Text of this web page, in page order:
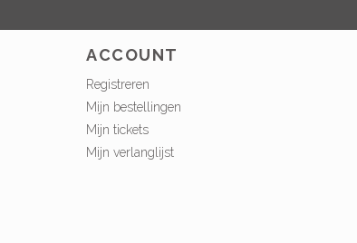
ACCOUNT
Registreren
Mijn bestellingen
Mijn tickets
Mijn verlanglijst